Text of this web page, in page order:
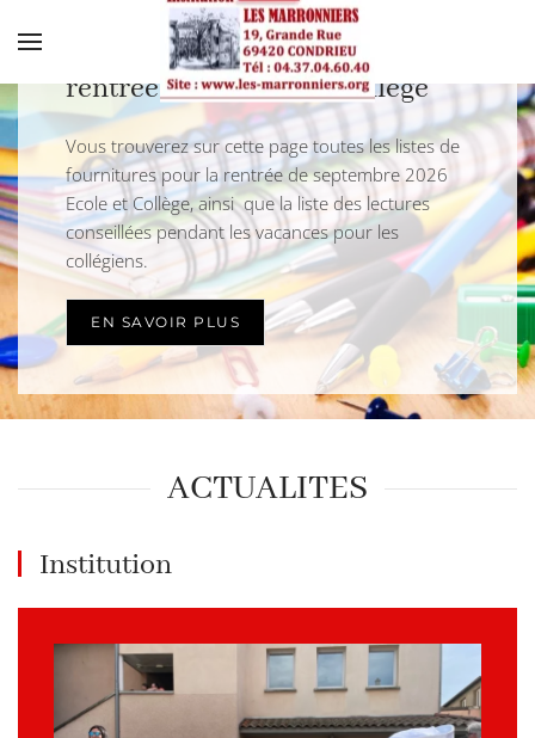
Skip to main content
Fournitures scolaires pour la
rentrée 2026 Ecole et Collège
Vous trouverez sur cette page toutes les listes de
fournitures pour la rentrée de septembre 2026
Ecole et Collège, ainsi que la liste des lectures
conseillées pendant les vacances pour les
collégiens.
EN SAVOIR PLUS
ACTUALITES
Institution